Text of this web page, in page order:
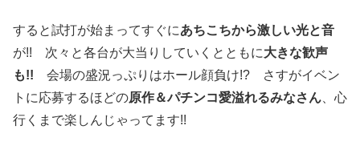
すると試打が始まってすぐにあちこちから激しい光と音
が!! 次々と各台が大当りしていくとともに大きな歓声
も!! 会場の盛況っぷりはホール顔負け!? さすがイベン
トに応募するほどの原作＆パチンコ愛溢れるみなさん 、心
行くまで楽しんじゃってます!!